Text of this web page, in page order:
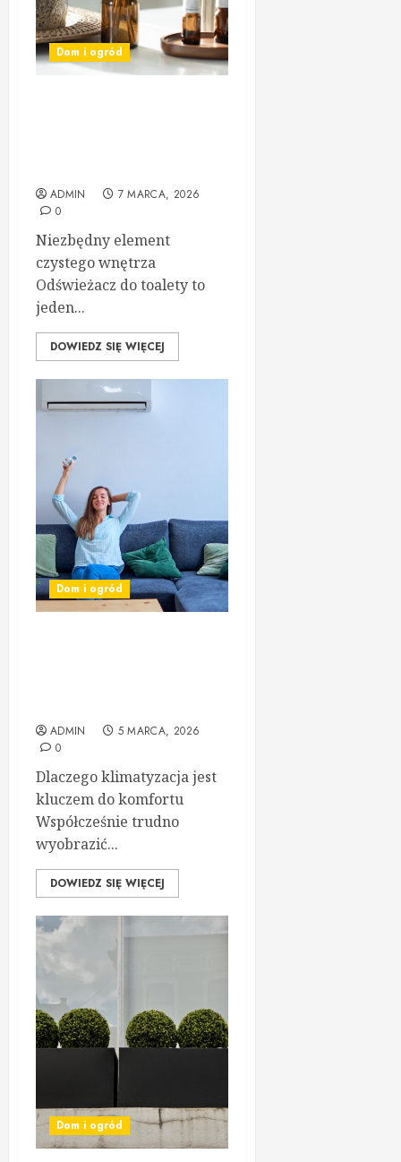
Dom i ogród
ADMIN
7 MARCA, 2026
0
Niezbędny element
czystego wnętrza
Odświeżacz do toalety to
jeden...
DOWIEDZ SIĘ WIĘCEJ
Dom i ogród
ADMIN
5 MARCA, 2026
0
Dlaczego klimatyzacja jest
kluczem do komfortu
Współcześnie trudno
wyobrazić...
DOWIEDZ SIĘ WIĘCEJ
Dom i ogród